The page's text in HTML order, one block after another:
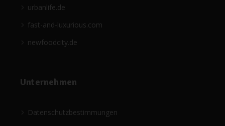
urbanlife.de
fast-and-luxurious.com
newfoodcity.de
Unternehmen
Datenschutzbestimmungen